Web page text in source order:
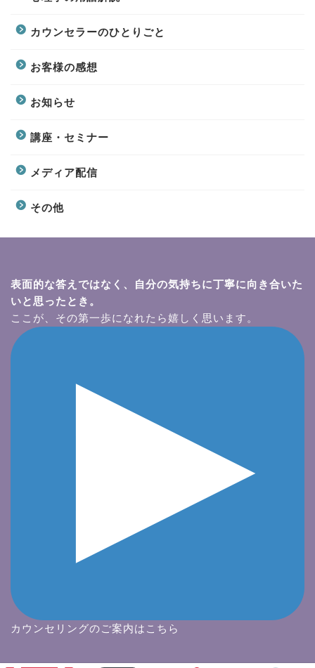
カウンセラーのひとりごと
お客様の感想
お知らせ
講座・セミナー
メディア配信
その他
表面的な答えではなく、自分の気持ちに丁寧に向き合いた
いと思ったとき。
ここが、その第一歩になれたら嬉しく思います。
カウンセリングのご案内はこちら